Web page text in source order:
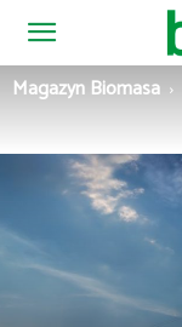
Magazyn
Magazyn Biomasa